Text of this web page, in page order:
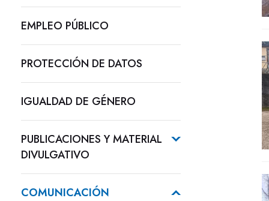
EMPLEO PÚBLICO
PROTECCIÓN DE DATOS
IGUALDAD DE GÉNERO
PUBLICACIONES Y MATERIAL
DIVULGATIVO
COMUNICACIÓN